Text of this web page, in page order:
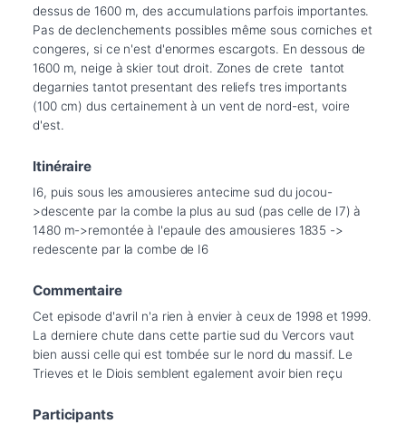
dessus de 1600 m, des accumulations parfois importantes.
Pas de declenchements possibles même sous corniches et
congeres, si ce n'est d'enormes escargots. En dessous de
1600 m, neige à skier tout droit. Zones de crete  tantot
degarnies tantot presentant des reliefs tres importants
(100 cm) dus certainement à un vent de nord-est, voire
d'est.
Itinéraire
I6, puis sous les amousieres antecime sud du jocou-
>descente par la combe la plus au sud (pas celle de I7) à
1480 m->remontée à l'epaule des amousieres 1835 ->
redescente par la combe de I6
Commentaire
Cet episode d'avril n'a rien à envier à ceux de 1998 et 1999.
La derniere chute dans cette partie sud du Vercors vaut
bien aussi celle qui est tombée sur le nord du massif. Le
Trieves et le Diois semblent egalement avoir bien reçu
Participants